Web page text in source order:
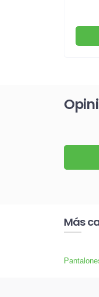
Más